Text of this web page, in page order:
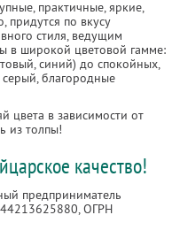
практичные, яркие,
придутся по вкусу
стиля, ведущим
в широкой цветовой гамме:
синий) до спокойных,
благородные
цвета в зависимости от
из толпы!
качество!
предприниматель
, ОГРН